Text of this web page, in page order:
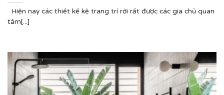
Hiện nay các thiết kế kệ trang trí rời rất được các gia chủ quan
tâm[...]